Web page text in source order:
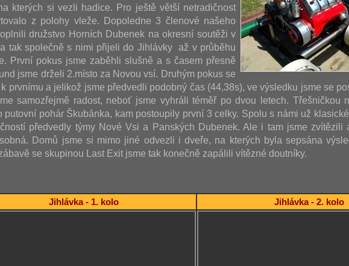
kterých si vezli hadice. Pro ještě větší netradičnost
z polohy vleže. Dopoledne 3 členové našeho
družstvo Horních Dubenek na okresní soutěži v
tak společně s nimi přijeli do Jihlávky až v průběhu
První pokus jsme zaběhli slušně a s časem přesně
jsme drželi 2.místo za Novou vsí. Druhým pokus se
prvnímu a jelikož jsme předvedli podobný čas (44,38s), ve výsledku jsme se
samozřejmě radost, neboť jsme vyhráli téměř po dvou letech. Třešničkou
putovní pohár Škubánka, kam postoupily první 3 celky. Spolu s námi už
předvedly týmy Nové Vsi a Panských Dubenek. Ale i tam jsme zvítězili
Domů jsme si mimo jiné odvezli i dveře, na kterých byla sepsána
se skupinou Last Exit jsme tak konečně zapálili vítězné doutníky.
Jihlávka - 1. kolo Jihlávka - 2. kolo